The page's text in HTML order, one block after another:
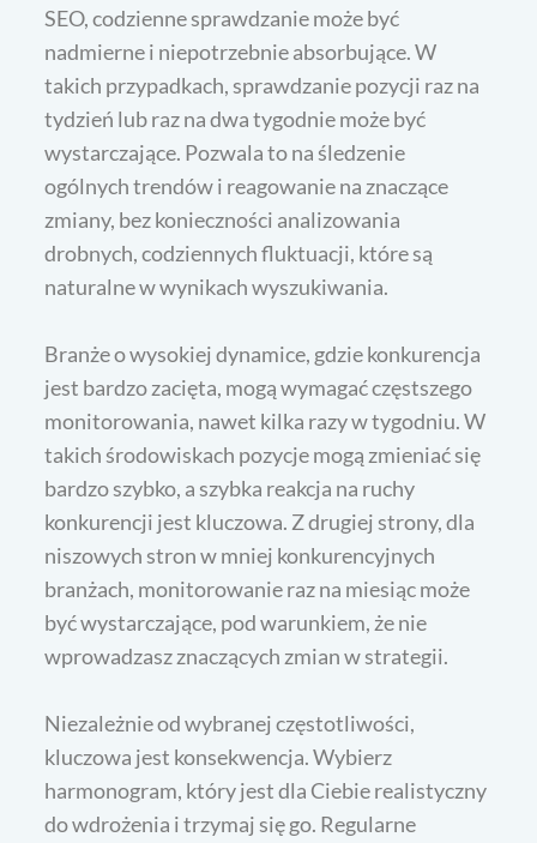
SEO, codzienne sprawdzanie może być
nadmierne i niepotrzebnie absorbujące. W
takich przypadkach, sprawdzanie pozycji raz na
tydzień lub raz na dwa tygodnie może być
wystarczające. Pozwala to na śledzenie
ogólnych trendów i reagowanie na znaczące
zmiany, bez konieczności analizowania
drobnych, codziennych fluktuacji, które są
naturalne w wynikach wyszukiwania.
Branże o wysokiej dynamice, gdzie konkurencja
jest bardzo zacięta, mogą wymagać częstszego
monitorowania, nawet kilka razy w tygodniu. W
takich środowiskach pozycje mogą zmieniać się
bardzo szybko, a szybka reakcja na ruchy
konkurencji jest kluczowa. Z drugiej strony, dla
niszowych stron w mniej konkurencyjnych
branżach, monitorowanie raz na miesiąc może
być wystarczające, pod warunkiem, że nie
wprowadzasz znaczących zmian w strategii.
Niezależnie od wybranej częstotliwości,
kluczowa jest konsekwencja. Wybierz
harmonogram, który jest dla Ciebie realistyczny
do wdrożenia i trzymaj się go. Regularne